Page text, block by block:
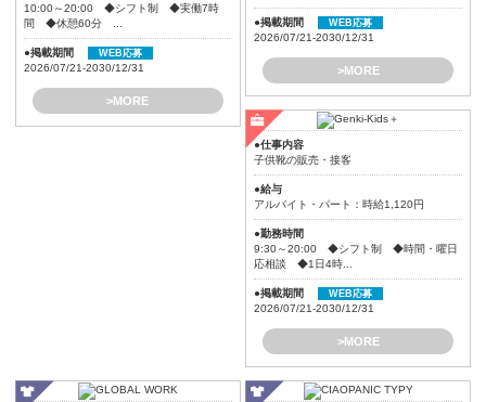
10:00～20:00 ◆シフト制 ◆実働7時
間 ◆休憩60分 ...
●掲載期間 WEB応募
2026/07/21-2030/12/31
>MORE
●掲載期間 WEB応募
2026/07/21-2030/12/31
>MORE
●仕事内容
子供靴の販売・接客
●給与
アルバイト・パート：時給1,120円
●勤務時間
9:30～20:00 ◆シフト制 ◆時間・曜日
応相談 ◆1日4時...
●掲載期間 WEB応募
2026/07/21-2030/12/31
>MORE